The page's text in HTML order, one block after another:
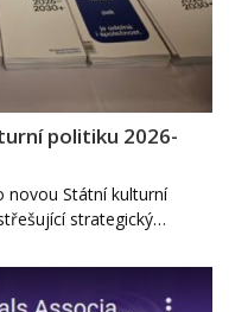
politiku 2026-
novou Státní kulturní
strategický…